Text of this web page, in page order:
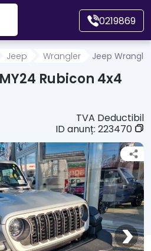
0219869
Jeep Wrangler Jeep
Rubicon 4x4
TVA Deductibil
ID anunț: 223470